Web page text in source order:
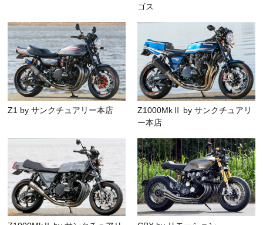
ゴス
Z1 by サンクチュアリー本店
Z1000MkⅡ by サンクチュアリ
ー本店